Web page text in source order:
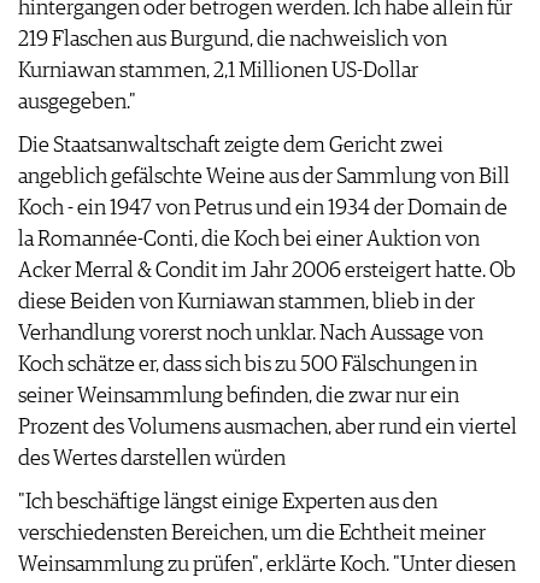
hintergangen oder betrogen werden. Ich habe allein für
219 Flaschen aus Burgund, die nachweislich von
Kurniawan stammen, 2,1 Millionen US-Dollar
ausgegeben."
Die Staatsanwaltschaft zeigte dem Gericht zwei
angeblich gefälschte Weine aus der Sammlung von Bill
Koch - ein 1947 von Petrus und ein 1934 der Domain de
la Romannée-Conti, die Koch bei einer Auktion von
Acker Merral & Condit im Jahr 2006 ersteigert hatte. Ob
diese Beiden von Kurniawan stammen, blieb in der
Verhandlung vorerst noch unklar. Nach Aussage von
Koch schätze er, dass sich bis zu 500 Fälschungen in
seiner Weinsammlung befinden, die zwar nur ein
Prozent des Volumens ausmachen, aber rund ein viertel
des Wertes darstellen würden
"Ich beschäftige längst einige Experten aus den
verschiedensten Bereichen, um die Echtheit meiner
Weinsammlung zu prüfen", erklärte Koch. "Unter diesen